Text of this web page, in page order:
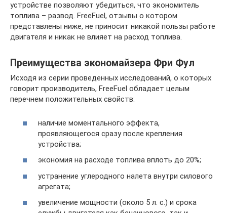
устройстве позволяют убедиться, что экономитель
топлива – развод. FreeFuel, отзывы о котором
представлены ниже, не приносит никакой пользы работе
двигателя и никак не влияет на расход топлива.
Преимущества экономайзера Фри Фул
Исходя из серии проведенных исследований, о которых
говорит производитель, FreeFuel обладает целым
перечнем положительных свойств:
наличие моментального эффекта,
проявляющегося сразу после крепления
устройства;
экономия на расходе топлива вплоть до 20%;
устранение углеродного налета внутри силового
агрегата;
увеличение мощности (около 5 л. с.) и срока